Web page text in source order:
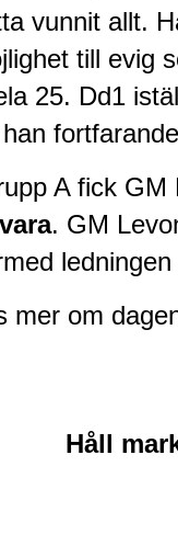
schackbok -Schackets
Anderssons makalösa
så schack bör
och
i ur och skur och den har
som de flesta aldrig har
i den svenska
genom tiderna
vunnit allt.
till evig
25. Dd1
A fick
. GM
mer om
Håll